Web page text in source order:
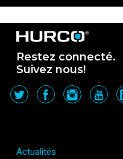
Restez connecté.
Suivez nous!
Actualités